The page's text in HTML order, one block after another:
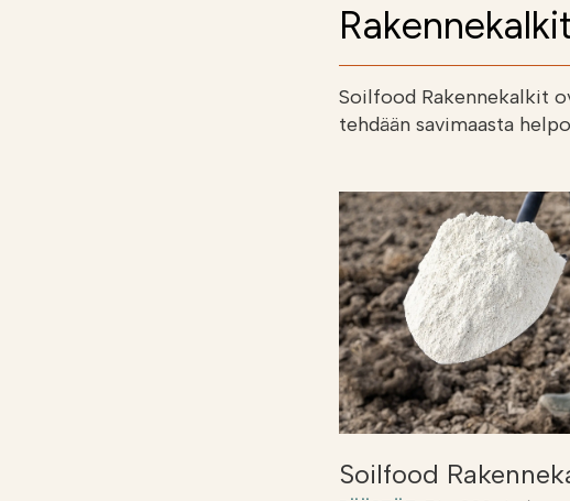
Soilfood Rakennekalkit
tehdään savimaasta
Soilfood